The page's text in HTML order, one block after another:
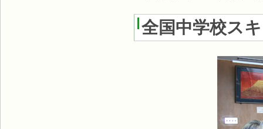
全国中学校ス